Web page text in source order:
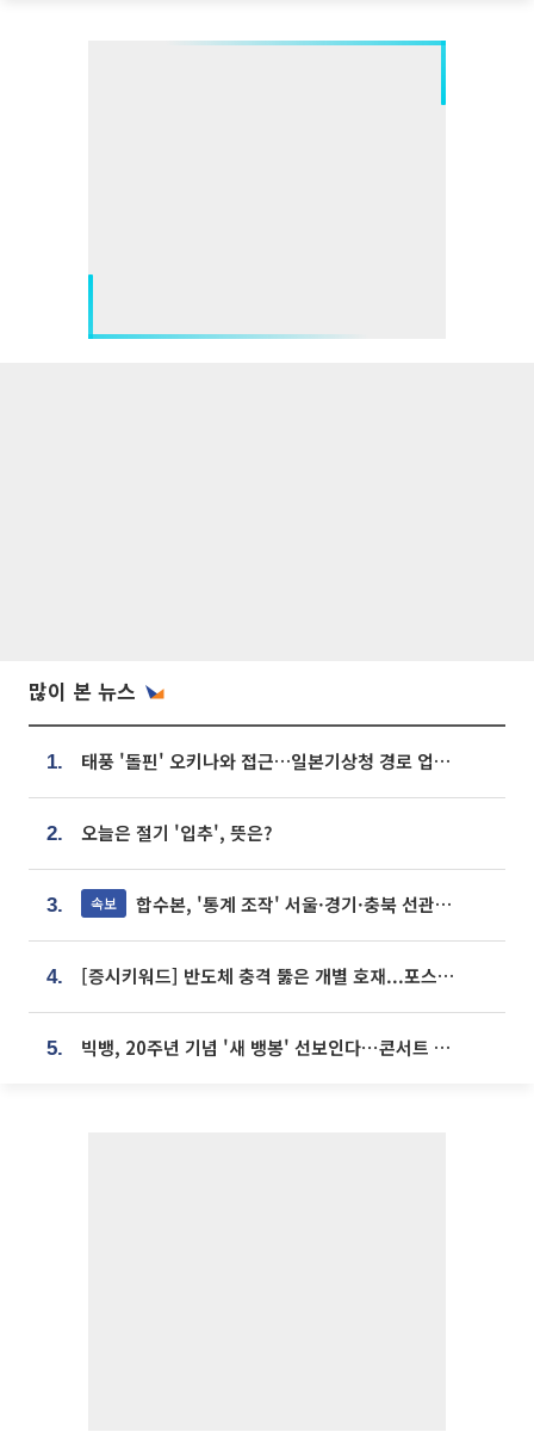
많이 본 뉴스
1. 태풍 '돌핀' 오키나와 접근…일본기상청 경로 업데이트
2. 오늘은 절기 '입추', 뜻은?
3. 속보 합수본, '통계 조작' 서울·경기·충북 선관위 등 추가 압수수색
4. [증시키워드] 반도체 충격 뚫은 개별 호재...포스코퓨처엠·에코프로·한화솔루션 '눈길'
5. 빅뱅, 20주년 기념 '새 뱅봉' 선보인다⋯콘서트 앞두고 팝업 개최